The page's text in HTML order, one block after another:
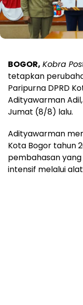
BOGOR, Kobra
tetapkan
Paripurna DPRD
Adityawarman
Jumat (8/8) lalu.
Adityawarman
Kota Bogor tahun
pembahasan
intensif melalui